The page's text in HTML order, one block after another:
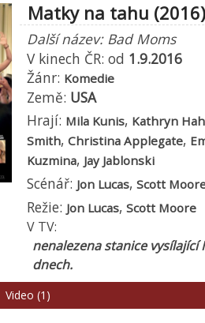
Matky na tahu (2016)
Další název: Bad Moms
V kinech ČR: od 1.9.2016
Žánr: Komedie
Země: USA
Hrají: Mila Kunis, Kathryn
Smith, Christina Applegate,
Kuzmina, Jay Jablonski
Scénář: Jon Lucas, Scott
Režie: Jon Lucas, Scott Moore
V TV:
nenalezena stanice
dnech.
Video (1)